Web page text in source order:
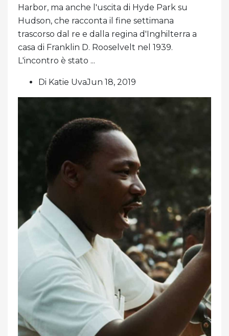
Harbor, ma anche l'uscita di Hyde Park su
Hudson, che racconta il fine settimana
trascorso dal re e dalla regina d'Inghilterra a
casa di Franklin D. Rooselvelt nel 1939.
L'incontro è stato ...
Di Katie UvaJun 18, 2019